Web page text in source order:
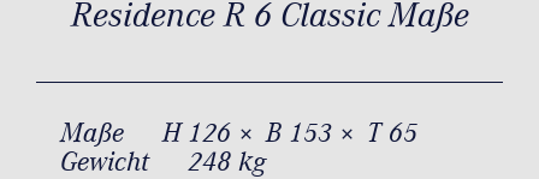
Residence R 6 Classic Maße
Maße
H 126 × B 153 × T 65
Gewicht
248 kg